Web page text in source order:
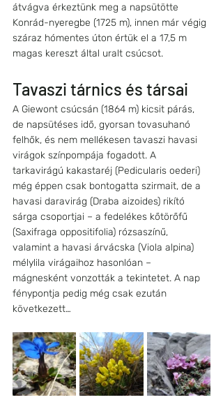
átvágva érkeztünk meg a napsütötte
Konrád-nyeregbe (1725 m), innen már végig
száraz hómentes úton értük el a 17,5 m
magas kereszt által uralt csúcsot.
Tavaszi tárnics és társai
A Giewont csúcsán (1864 m) kicsit párás,
de napsütéses idő, gyorsan tovasuhanó
felhők, és nem mellékesen tavaszi havasi
virágok színpompája fogadott. A
tarkavirágú kakastaréj (Pedicularis oederi)
még éppen csak bontogatta szirmait, de a
havasi daravirág (Draba aizoides) rikító
sárga csoportjai – a fedelékes kőtörőfű
(Saxifraga oppositifolia) rózsaszínű,
valamint a havasi árvácska (Viola alpina)
mélylila virágaihoz hasonlóan –
mágnesként vonzották a tekintetet. A nap
fénypontja pedig még csak ezután
következett…